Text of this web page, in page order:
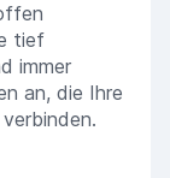
tief
immer
an, die Ihre